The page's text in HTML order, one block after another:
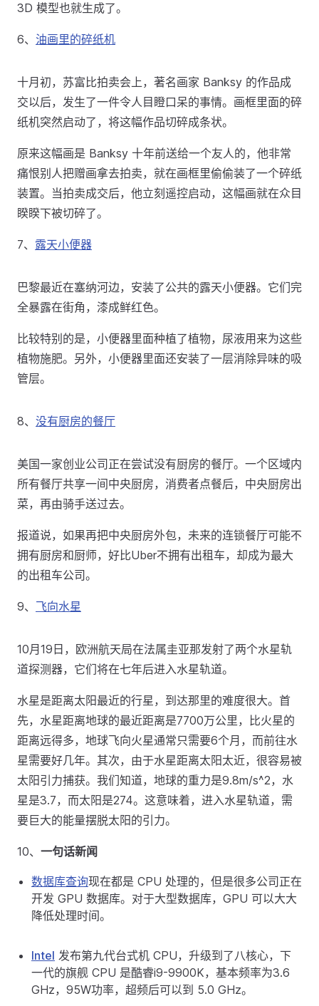
3D 模型也就生成了。
6、 油画里的碎纸机
十月初，苏富比拍卖会上，著名画家 Banksy 的作品成
交以后，发生了一件令人目瞪口呆的事情。画框里面的碎
纸机突然启动了，将这幅作品切碎成条状。
原来这幅画是 Banksy 十年前送给一个友人的，他非常
痛恨别人把赠画拿去拍卖，就在画框里偷偷装了一个碎纸
装置。当拍卖成交后，他立刻遥控启动，这幅画就在众目
睽睽下被切碎了。
7、 露天小便器
巴黎最近在塞纳河边，安装了公共的露天小便器。它们完
全暴露在街角，漆成鲜红色。
比较特别的是，小便器里面种植了植物，尿液用来为这些
植物施肥。另外，小便器里面还安装了一层消除异味的吸
管层。
8、 没有厨房的餐厅
美国一家创业公司正在尝试没有厨房的餐厅。一个区域内
所有餐厅共享一间中央厨房，消费者点餐后，中央厨房出
菜，再由骑手送过去。
报道说，如果再把中央厨房外包，未来的连锁餐厅可能不
拥有厨房和厨师，好比Uber不拥有出租车，却成为最大
的出租车公司。
9、 飞向水星
10月19日，欧洲航天局在法属圭亚那发射了两个水星轨
道探测器，它们将在七年后进入水星轨道。
水星是距离太阳最近的行星，到达那里的难度很大。首
先，水星距离地球的最近距离是7700万公里，比火星的
距离远得多，地球飞向火星通常只需要6个月，而前往水
星需要好几年。其次，由于水星距离太阳太近，很容易被
太阳引力捕获。我们知道，地球的重力是9.8m/s^2，水
星是3.7，而太阳是274。这意味着，进入水星轨道，需
要巨大的能量摆脱太阳的引力。
10、 一句话新闻
数据库查询现在都是 CPU 处理的，但是很多公司正在
开发 GPU 数据库。对于大型数据库，GPU 可以大大
降低处理时间。
Intel 发布第九代台式机 CPU，升级到了八核心，下
一代的旗舰 CPU 是酷睿i9-9900K，基本频率为3.6
GHz，95W功率，超频后可以到 5.0 GHz。